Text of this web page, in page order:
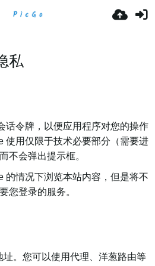
私
话令牌，以便应用程序对您的操作
使用仅限于技术必要部分（需要进
不会弹出提示框。
的情况下浏览本站内容，但是将不
您登录的服务。
。您可以使用代理、洋葱路由等